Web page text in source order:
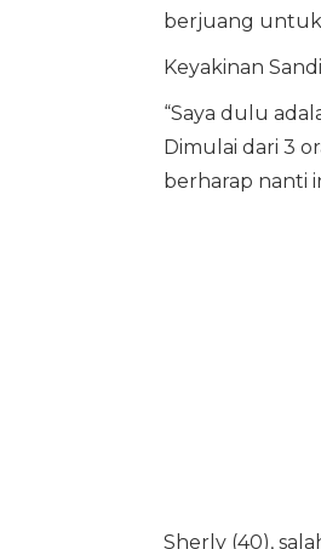
berjuang untuk
Keyakinan
“Saya dulu
Dimulai dari 3
berharap nanti
Sherly (40),